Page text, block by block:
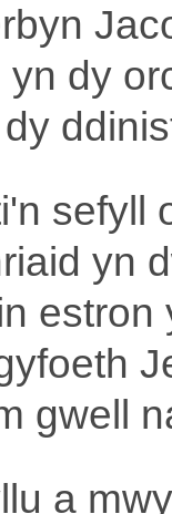
dy
sefyll
yn
gwell
a